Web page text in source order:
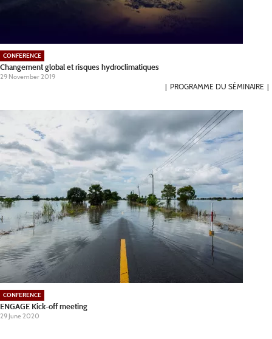
CONFERENCE
Changement global et risques hydroclimatiques
29 November 2019
PROGRAMME DU SÉMINAIRE
CONFERENCE
ENGAGE Kick-off meeting
29 June 2020